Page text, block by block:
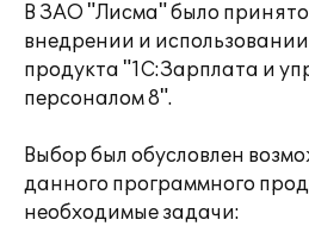
В ЗАО "Лисма" было
внедрении и
продукта "1С:Зарплата и
персоналом 8".
Выбор был обусловлен
данного программного
необходимые задачи: